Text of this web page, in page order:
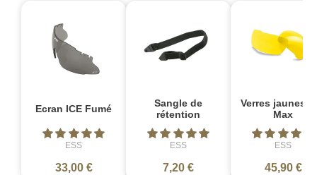
Ecran ICE Fumé
ESS
33,00 €
Sangle de
rétention
ESS
7,20 €
Verres jaunes
Max
ESS
45,90 €